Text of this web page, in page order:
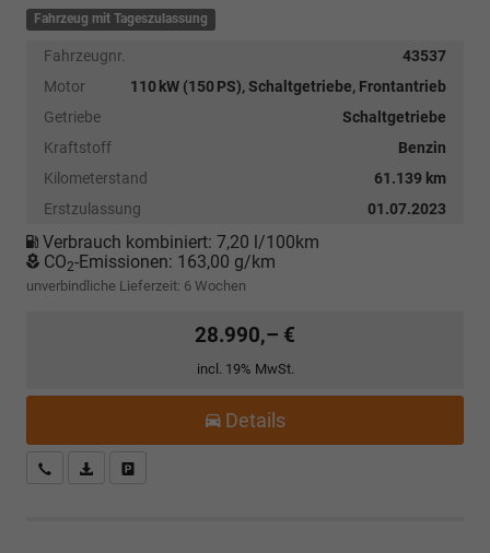
Fahrzeug mit Tageszulassung
Fahrzeugnr.
43537
Motor
110 kW (150 PS), Schaltgetriebe, Frontantrieb
Getriebe
Schaltgetriebe
Kraftstoff
Benzin
Kilometerstand
61.139 km
Erstzulassung
01.07.2023
Verbrauch kombiniert: 7,20 l/100km
CO2-Emissionen: 163,00 g/km
unverbindliche Lieferzeit: 6 Wochen
28.990,– €
incl. 19% MwSt.
Details
Kostenloser Rückruf-Service
PDF-Datei, Fahrzeugexposé drucken